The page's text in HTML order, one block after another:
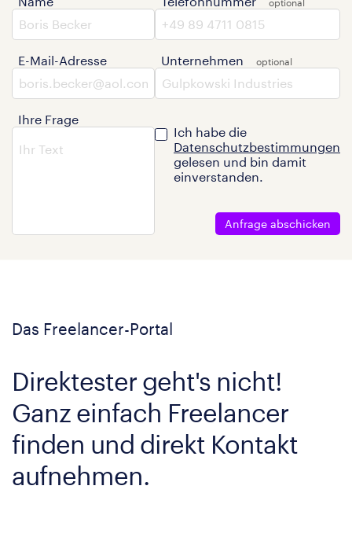
E-Mail-Adresse
Ihre Frage
Unternehmen
Ich habe die
Datenschutzbestimmungen
gelesen und bin damit
einverstanden.
Anfrage abschicken
Das Freelancer-Portal
Direktester geht's nicht!
Ganz einfach Freelancer
finden und direkt Kontakt
aufnehmen.